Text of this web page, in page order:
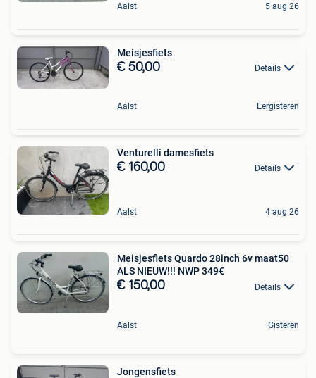
Aalst 5 aug 26
Meisjesfiets
€ 50,00 Details
Aalst Eergisteren
Venturelli damesfiets
€ 160,00 Details
Aalst 4 aug 26
Meisjesfiets Quardo 28inch 6v maat50
ALS NIEUW!!! NWP 349€
€ 150,00 Details
Aalst Gisteren
Jongensfiets